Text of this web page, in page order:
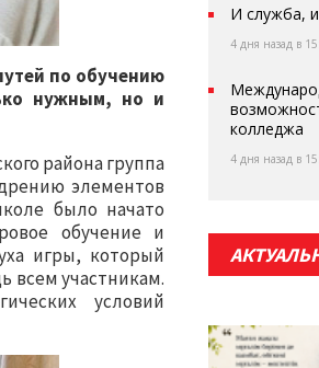
по обучению
нужным, но и
района группа
элементов
было начато
обучение и
игры, который
всем участникам.
условий
И служба,
4 дня назад в
колледжа
4 дня назад в